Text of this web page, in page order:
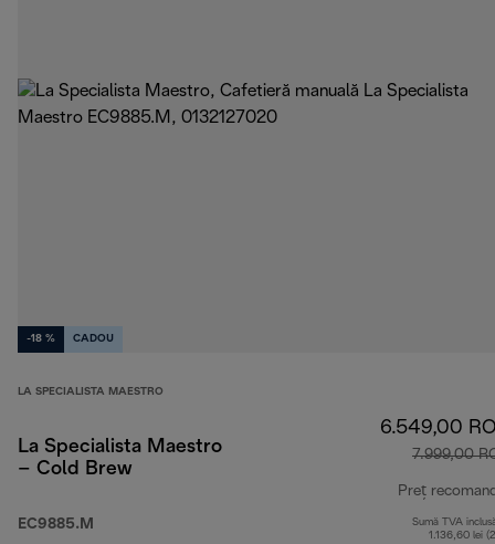
-18 % CADOU
LA SPECIALISTA MAESTRO
La Specialista Maestro
– Cold Brew
EC9885.M
6.549,00
7.999,00
Preț
Sumă TVA
1.136,60 lei